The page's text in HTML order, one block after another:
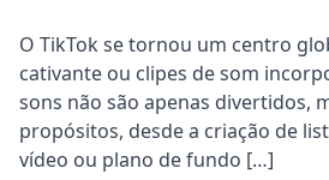
O TikTok se tornou um centro
cativante ou clipes de som
sons não são apenas divertidos,
propósitos, desde a criação de
vídeo ou plano de fundo […]